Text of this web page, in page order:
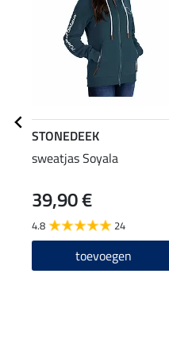
STONEDEEK
sweatjas Soyala
39,90 €
4.8 24
toevoegen